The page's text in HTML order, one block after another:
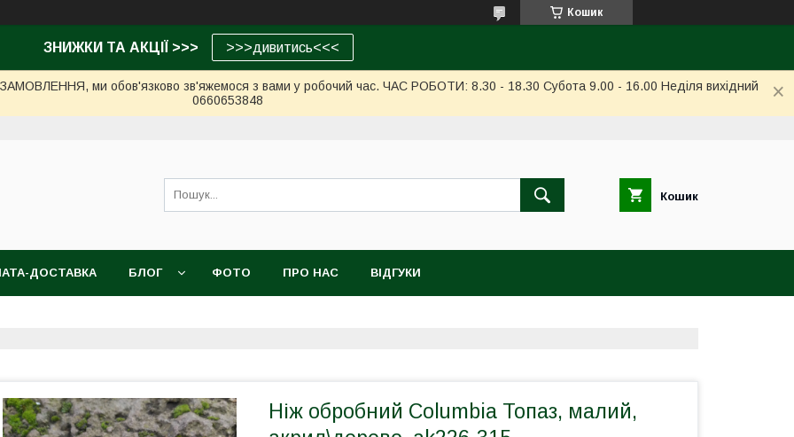
Кошик
ЗНИЖКИ ТА АКЦІЇ >>> >>>дивитись<<<
ми обов'язково зв'яжемося з вами у робочий час. ЧАС РОБОТИ: 8.30 - 18.30 Субота 9.00 - 16.00 Неділя вихідний
0660653848
Кошик
ДОСТАВКА БЛОГ ФОТО ПРО НАС ВІДГУКИ
Ніж обробний Columbia Топаз, малий,